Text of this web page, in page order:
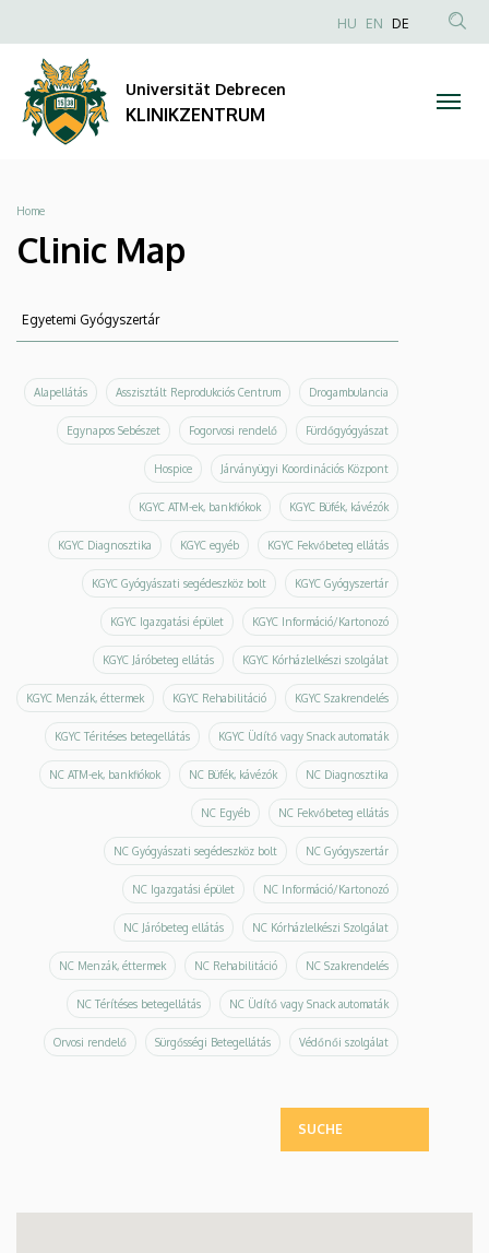
Map
KLINIKZENTRUM
zum
Inhalt
Anonim
HU EN DE
Universität Debrecen
KLINIKZENTRUM
Breadcrumb
Home
Clinic Map
Suche
Suche
Alapellátás Asszisztált Reprodukciós Centrum Drogambulancia
Egynapos Sebészet Fogorvosi rendelő Fürdőgyógyászat
Hospice Járványügyi Koordinációs Központ
KGYC ATM-ek, bankfiókok KGYC Büfék, kávézók
KGYC Diagnosztika KGYC egyéb KGYC Fekvőbeteg ellátás
KGYC Gyógyászati segédeszköz bolt KGYC Gyógyszertár
KGYC Igazgatási épület KGYC Információ/Kartonozó
KGYC Járóbeteg ellátás KGYC Kórházlelkészi szolgálat
KGYC Menzák, éttermek KGYC Rehabilitáció KGYC Szakrendelés
KGYC Téritéses betegellátás KGYC Üdítő vagy Snack automaták
NC ATM-ek, bankfiókok NC Büfék, kávézók NC Diagnosztika
NC Egyéb NC Fekvőbeteg ellátás
NC Gyógyászati segédeszköz bolt NC Gyógyszertár
NC Igazgatási épület NC Információ/Kartonozó
NC Járóbeteg ellátás NC Kórházlelkészi Szolgálat
NC Menzák, éttermek NC Rehabilitáció NC Szakrendelés
NC Térítéses betegellátás NC Üdítő vagy Snack automaták
Orvosi rendelő Sürgősségi Betegellátás Védőnői szolgálat